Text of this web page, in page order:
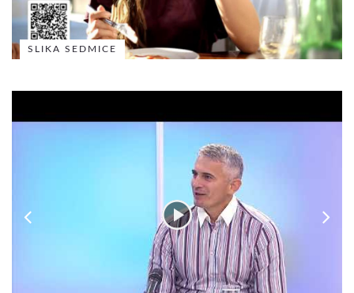
SLIKA SEDMICE